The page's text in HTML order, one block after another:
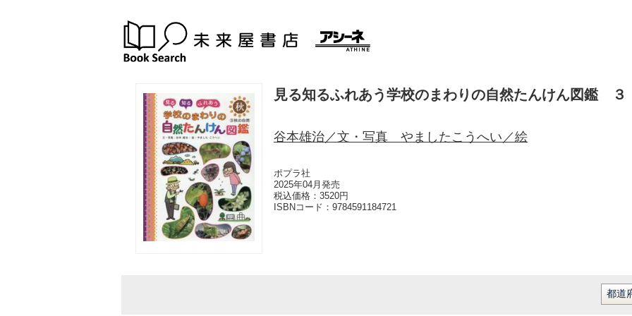
見る知るふれあう学校のまわりの自然たんけん図鑑 ３
谷本雄治／文・写真 やましたこうへい／絵
ポプラ社
2025年04月発売
税込価格：3520円
ISBNコード： 9784591184721